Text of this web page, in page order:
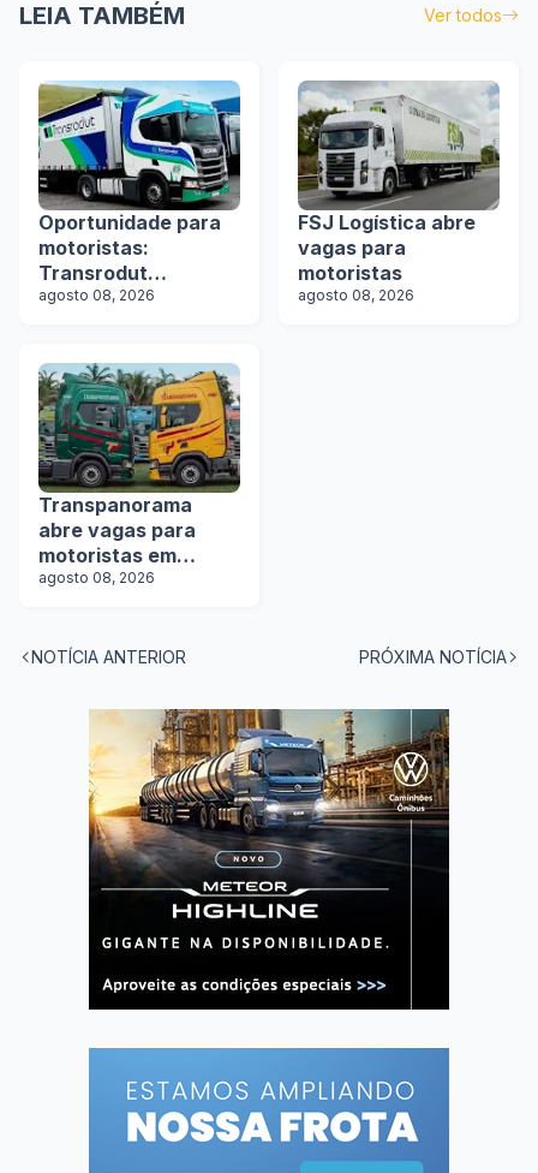
LEIA TAMBÉM Ver todos
Oportunidade para
motoristas:
Transrodut
Transportes abre
agosto 08, 2026
FSJ Logística abre
vagas para
motoristas
agosto 08, 2026
Transpanorama
abre vagas para
motoristas em
operação com
agosto 08, 2026
NOTÍCIA ANTERIOR PRÓXIMA NOTÍCIA